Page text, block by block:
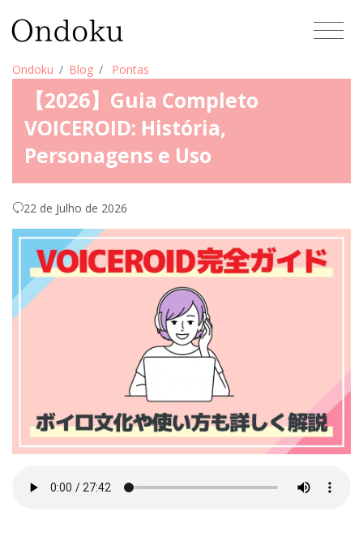
Ondoku Blog Pontas
【2026】Guia Completo
VOICEROID: História,
Personagens e Uso
22 de Julho de 2026